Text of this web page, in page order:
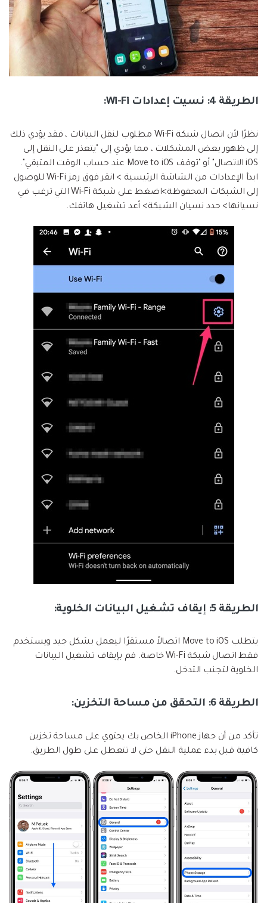
الطريقة 4: نسيت إعدادات Wi-Fi:
نظرًا لأن اتصال شبكة Wi-Fi مطلوب لنقل البيانات ، فقد يؤدي ذلك
إلى ظهور بعض المشكلات ، مما يؤدي إلى "يتعذر على النقل إلى
iOS الاتصال" أو "توقف Move to iOS عند حساب الوقت المتبقي".
ابدأ الإعدادات من الشاشة الرئيسية > انقر فوق رمز Wi-Fi للوصول
إلى الشبكات المحفوظة>اضغط على شبكة Wi-Fi التي ترغب في
نسيانها> حدد نسيان الشبكة> أعد تشغيل هاتفك.
الطريقة 5: إيقاف تشغيل البيانات الخلوية:
يتطلب Move to iOS اتصالاً مستقرًا ليعمل بشكل جيد ويستخدم
فقط اتصال شبكة Wi-Fi خاصة. قم بإيقاف تشغيل البيانات
الخلوية لتجنب التدخل.
الطريقة 6: التحقق من مساحة التخزين:
تأكد من أن جهاز iPhone الخاص بك يحتوي على مساحة تخزين
كافية قبل بدء عملية النقل حتى لا تتعطل على طول الطريق.